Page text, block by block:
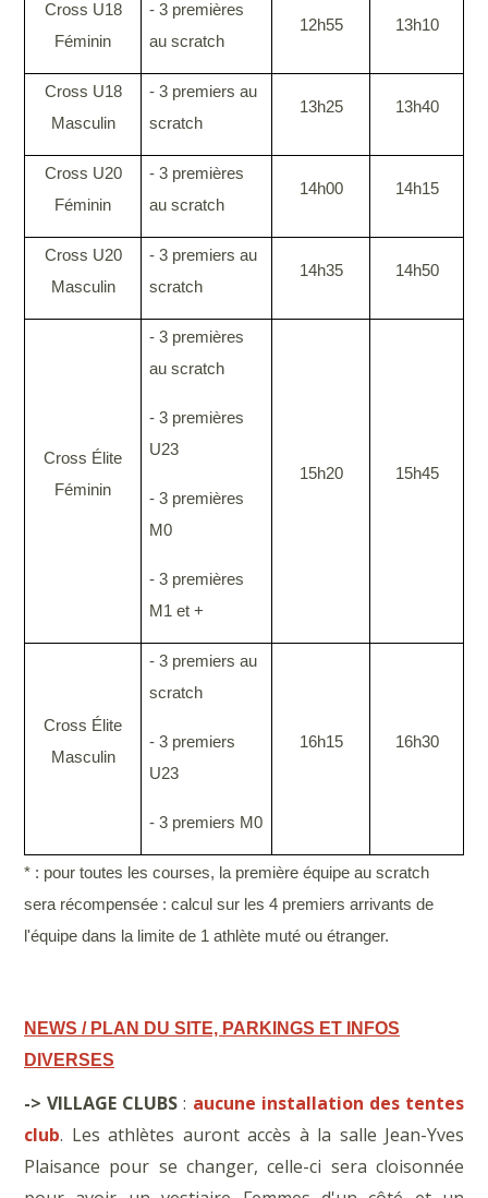
Cross U18
Féminin
- 3 premières
au scratch
12h55 13h10
Cross U18
Masculin
- 3 premiers au
scratch
13h25 13h40
Cross U20
Féminin
- 3 premières
au scratch
14h00 14h15
Cross U20
Masculin
- 3 premiers au
scratch
14h35 14h50
Cross Élite
Féminin
- 3 premières
au scratch
- 3 premières
U23
- 3 premières
M0
- 3 premières
M1 et +
15h20 15h45
Cross Élite
Masculin
- 3 premiers au
scratch
- 3 premiers
U23
- 3 premiers M0
16h15 16h30
* : pour toutes les courses, la première équipe au scratch
sera récompensée : calcul sur les 4 premiers arrivants de
l'équipe dans la limite de 1 athlète muté ou étranger.
NEWS / PLAN DU SITE, PARKINGS ET INFOS
DIVERSES
-> VILLAGE CLUBS : aucune installation des tentes
club. Les athlètes auront accès à la salle Jean-Yves
Plaisance pour se changer, celle-ci sera cloisonnée